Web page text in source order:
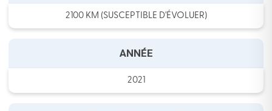
2100 KM (SUSCEPTIBLE D'ÉVOLUER)
ANNÉE
2021